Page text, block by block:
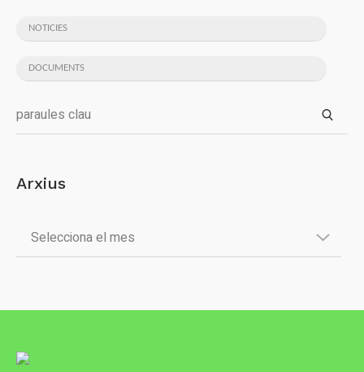
NOTICIES
DOCUMENTS
Arxius